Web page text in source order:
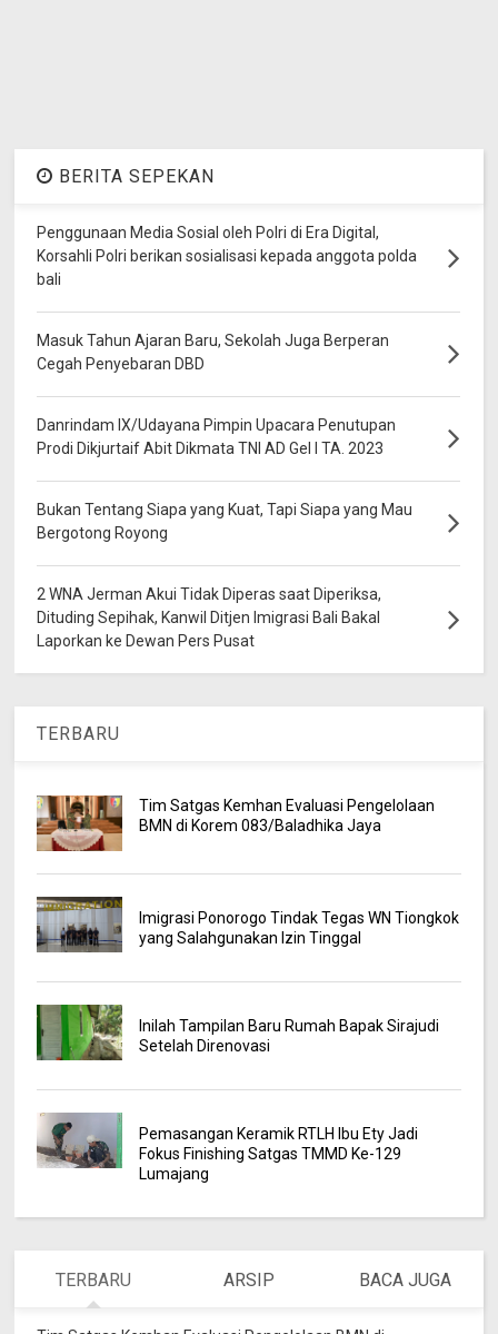
BERITA SEPEKAN
Penggunaan Media Sosial oleh Polri di Era Digital,
Korsahli Polri berikan sosialisasi kepada anggota polda
bali
Masuk Tahun Ajaran Baru, Sekolah Juga Berperan
Cegah Penyebaran DBD
Danrindam IX/Udayana Pimpin Upacara Penutupan
Prodi Dikjurtaif Abit Dikmata TNI AD Gel I TA. 2023
Bukan Tentang Siapa yang Kuat, Tapi Siapa yang Mau
Bergotong Royong
2 WNA Jerman Akui Tidak Diperas saat Diperiksa,
Dituding Sepihak, Kanwil Ditjen Imigrasi Bali Bakal
Laporkan ke Dewan Pers Pusat
TERBARU
Tim Satgas Kemhan Evaluasi Pengelolaan
BMN di Korem 083/Baladhika Jaya
Imigrasi Ponorogo Tindak Tegas WN Tiongkok
yang Salahgunakan Izin Tinggal
Inilah Tampilan Baru Rumah Bapak Sirajudi
Setelah Direnovasi
Pemasangan Keramik RTLH Ibu Ety Jadi
Fokus Finishing Satgas TMMD Ke-129
Lumajang
TERBARU ARSIP BACA JUGA